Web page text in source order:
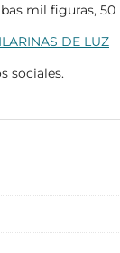
mil figuras,
DE LUZ
sociales.